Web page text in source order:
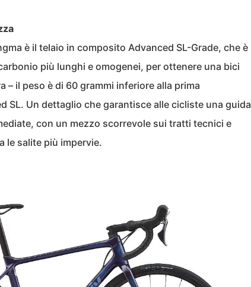
è il telaio in composito Advanced SL-Grade, che è
più lunghi e omogenei, per ottenere una bici
– il peso è di 60 grammi inferiore alla prima
SL. Un dettaglio che garantisce alle cicliste una guida
con un mezzo scorrevole sui tratti tecnici e
le salite più impervie.